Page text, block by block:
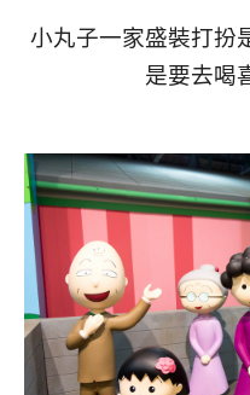
小丸子一家盛裝打扮
是要去喝